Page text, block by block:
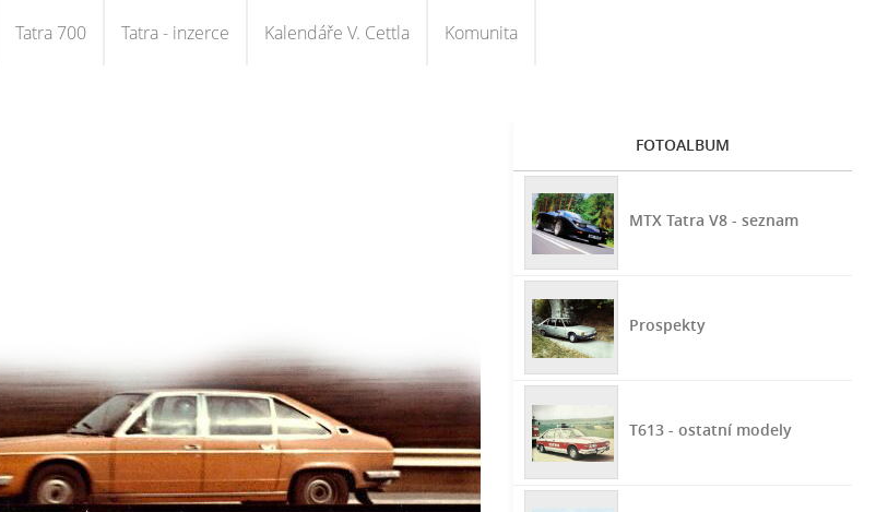
Tatra 700 Tatra - inzerce Kalendáře V. Cettla Komunita
FOTOALBUM
MTX Tatra V8 - seznam
Prospekty
T613 - ostatní modely